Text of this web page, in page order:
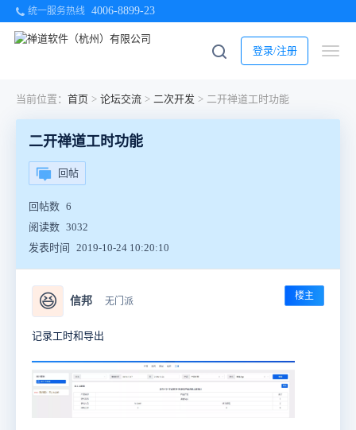
统一服务热线 4006-8899-23
登录/注册
当前位置： 首页 > 论坛交流 > 二次开发 > 二开禅道工时功能
二开禅道工时功能
回帖
回帖数 6
阅读数 3032
发表时间
2019-10-24 10:20:10
😆 信邦 无门派 楼主
记录工时和导出